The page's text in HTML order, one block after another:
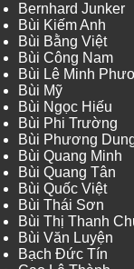
Bernhard Junker
Bùi Kiếm Anh
Bùi Bằng Việt
Bùi Công Nam
Bùi Lê Minh
Bùi Mỹ
Bùi Ngọc Hiếu
Bùi Phi Trường
Bùi Phương
Bùi Quang Minh
Bùi Quang Tân
Bùi Quốc Việt
Bùi Thái Sơn
Bùi Thị Thanh
Bùi Văn Luyện
Bạch Đức Tín